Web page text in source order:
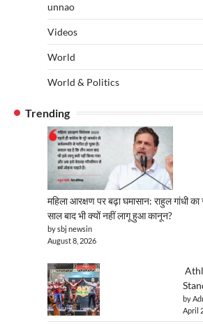
unnao
Videos
World
World & Politics
Trending
महिला आरक्षण पर बढ़ा घमासान: राहुल गांधी
साल बाद भी क्यों नहीं लागू हुआ कानून?
by sbj newsin
August 8, 2026
by
April